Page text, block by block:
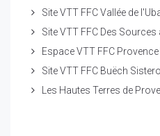
Site VTT FFC Vallée de
Site VTT FFC Des
Espace VTT FFC
Site VTT FFC Buëch
Les Hautes Terres de